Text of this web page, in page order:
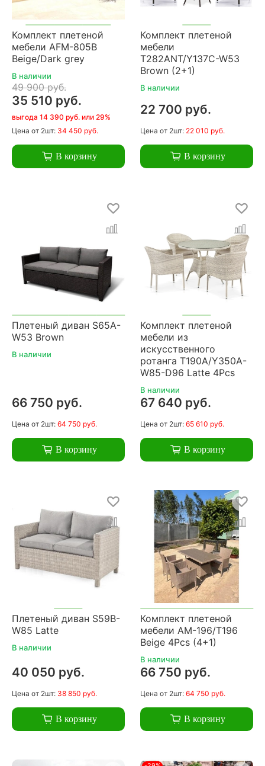
Комплект плетеной
мебели AFM-805B
Beige/Dark grey
В наличии
49 900 руб.
35 510 руб.
выгода 14 390 руб. или 29%
Цена от 2шт: 34 450 руб.
В корзину
Комплект плетеной
мебели
T282ANT/Y137C-W53
Brown (2+1)
В наличии
22 700 руб.
Цена от 2шт: 22 010 руб.
В корзину
Плетеный диван S65A-
W53 Brown
В наличии
66 750 руб.
Цена от 2шт: 64 750 руб.
В корзину
Комплект плетеной
мебели из
искусственного
ротанга T190A/Y350A-
W85-D96 Latte 4Pcs
В наличии
67 640 руб.
Цена от 2шт: 65 610 руб.
В корзину
Плетеный диван S59B-
W85 Latte
В наличии
40 050 руб.
Цена от 2шт: 38 850 руб.
В корзину
Комплект плетеной
мебели AM-196/T196
Beige 4Pcs (4+1)
В наличии
66 750 руб.
Цена от 2шт: 64 750 руб.
В корзину